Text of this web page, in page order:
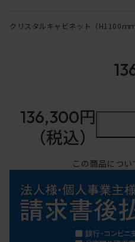
クリスタルキャビネット（H1100ｍ
136,300円
（税込）
この商品につ